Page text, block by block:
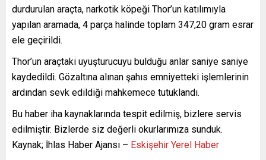
durdurulan araçta, narkotik köpeği Thor’un katılımıyla
yapılan aramada, 4 parça halinde toplam 347,20 gram esrar
ele geçirildi.
Thor’un araçtaki uyuşturucuyu bulduğu anlar saniye saniye
kaydedildi. Gözaltına alınan şahıs emniyetteki işlemlerinin
ardından sevk edildiği mahkemece tutuklandı.
Bu haber iha kaynaklarında tespit edilmiş, bizlere servis
edilmiştir. Bizlerde siz değerli okurlarımıza sunduk.
Kaynak; İhlas Haber Ajansı – Eskişehir Yerel Haber